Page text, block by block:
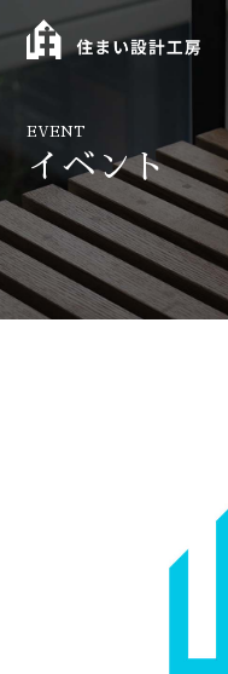
EVENT
イベント